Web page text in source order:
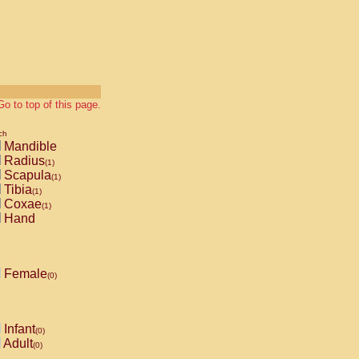
to top of this page.
Mandible
Radius(1)
Scapula(1)
Tibia(1)
Coxae(1)
Hand
Female(0)
Infant(0)
Adult(0)